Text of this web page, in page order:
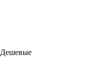
Дешевые